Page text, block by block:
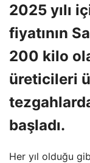
2025 yılı
fiyatının
200 kilo
üreticileri
başladı.
Her yıl olduğu